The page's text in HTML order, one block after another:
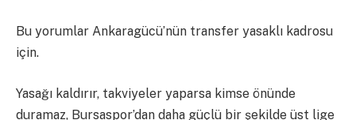
Bu yorumlar Ankaragücü’nün transfer yasaklı kadrosu
için.
Yasağı kaldırır, takviyeler yaparsa kimse önünde
duramaz, Bursaspor’dan daha güçlü bir şekilde üst lige